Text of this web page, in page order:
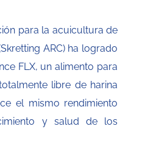
para la acuicultura de
ARC)ha logrado
FLX, un alimento para
libre de harina
el mismo rendimiento
y salud de los